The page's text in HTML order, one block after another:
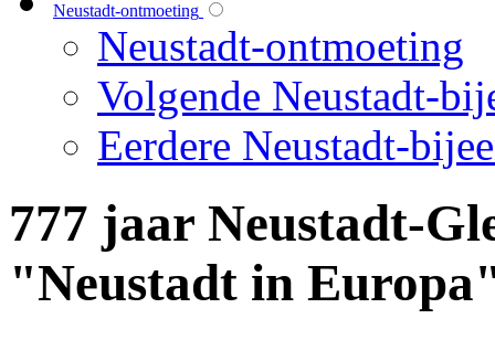
Neustadt-ontmoeting
Neustadt-ontmoeting
Volgende Neustadt-
Eerdere Neustadt-
777 jaar Neustadt-
"Neustadt in